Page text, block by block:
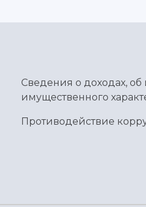
Сведения о доходах, об
имущественного
Противодействие